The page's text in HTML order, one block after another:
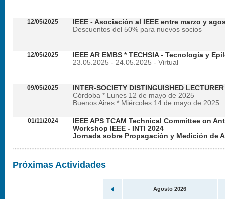
12/05/2025
IEEE - Asociación al IEEE entre marzo y
Descuentos del 50% para nuevos socios
12/05/2025
IEEE AR EMBS * TECHSIA - Tecnología y
23.05.2025 - 24.05.2025 - Virtual
09/05/2025
INTER-SOCIETY DISTINGUISHED
Córdoba * Lunes 12 de mayo de 2025
Buenos Aires * Miércoles 14 de mayo de 2025
01/11/2024
IEEE APS TCAM Technical Committee on
Workshop IEEE - INTI 2024
Jornada sobre Propagación y Medición de
Próximas Actividades
Agosto 2026